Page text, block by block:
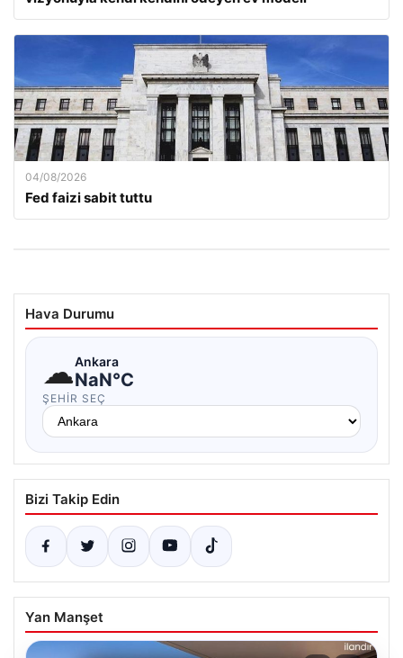
04/08/2026
Fed faizi sabit tuttu
Hava Durumu
☁Ankara
NaN°C
ŞEHIR SEÇ
Bizi Takip Edin
Yan Manşet